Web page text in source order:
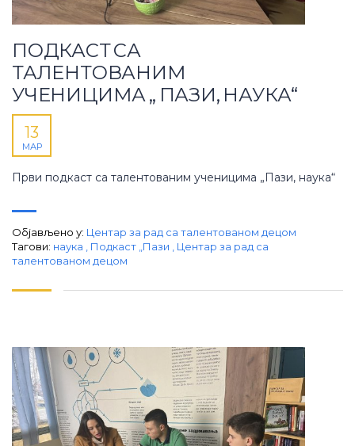
ПОДКАСТ СА
ТАЛЕНТОВАНИМ
УЧЕНИЦИМА „ ПАЗИ, НАУКА“
13
МАР
Први подкаст са талентованим ученицима „Пази, наука“
Објављено у: Центар за рад са талентованом децом
Тагови: наука Подкаст „Пази
Центар за рад са
талентованом децом